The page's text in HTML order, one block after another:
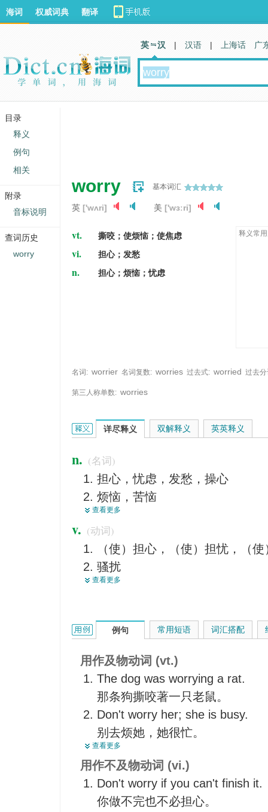
worry 基本词汇
英 ['wʌri] 美 ['wɜːri]
vt. 撕咬；使烦恼；使焦虑
vi. 担心；发愁
n. 担心；烦恼；忧虑
释义常
名词: worrier 名词复数: worries 过去式: worried 过去分
第三人称单数: worries
worry的英文翻译是什么意思，词典释义与在线翻译
详尽释义
n. (名词)
担心，忧虑，发愁，操心
烦恼，苦恼
焦虑，不安，焦心
令人担忧的事，让人发愁的事
猎狗咬住猎获物
苦恼的根源
麻烦，难题
查看更多
v. (动词)
（使）担心，（使）担忧，（
骚扰
使不安宁，（使）焦虑不安
啮碎，撕咬
别担心，不必发愁，没关系
咬
摇晃
撕扯，拉扯
思考（解决办法）
反覆拨弄
为…发愁，使伤脑筋
攻击
熬过，即使再困难也要度过
查看更多
双解释义 英英释义
worry的用法和样例：
例句
用作及物动词 (vt.)
The dog was worrying a rat.
那条狗撕咬著一只老鼠。
Don't worry her; she is busy.
别去烦她，她很忙。
The noise doesn't seem to
这种嘈声好像并不影响他们。
What worries me is how he will
died.
查看更多
用作不及物动词 (vi.)
Don't worry if you can't finish it.
你做不完也不必担心。
常用短语 词汇搭配
海词 权威词典 翻译
英 汉 | 汉语 | 上海话 广
目录
释义
例句
相关
附录
音标说明
查词历史
worry